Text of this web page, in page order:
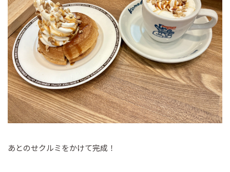
あとのせクルミをかけて完成！